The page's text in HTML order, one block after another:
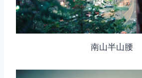
南山半山腰